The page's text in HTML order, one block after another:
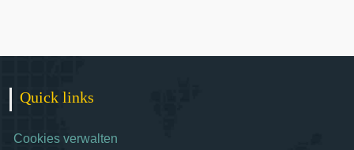
Quick links
Cookies verwalten